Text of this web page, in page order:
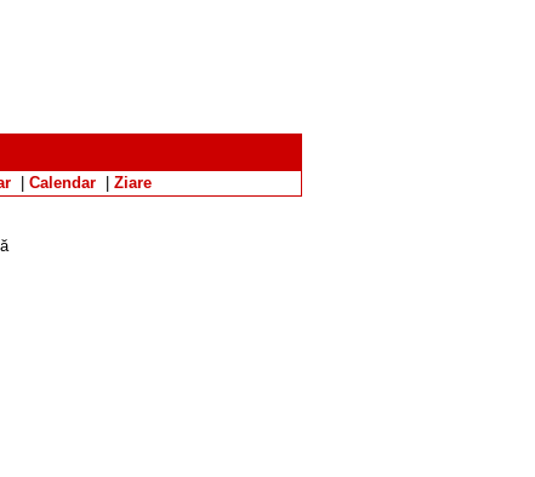
Calendar Ziare